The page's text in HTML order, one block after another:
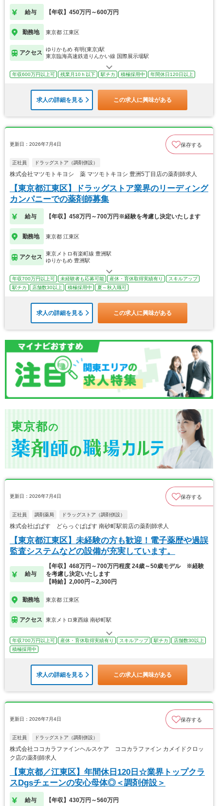
給与 【年収】450万円～600万円
勤務地 東京都 江東区
アクセス
ゆりかもめ 有明(東京)駅
東京臨海高速鉄道りんかい線 国際展示場駅
年収600万円以上可 残業月10ｈ以下 駅チカ 積極採用中 年間休日120日以上
求人の詳細を見る この求人に興味がある
更新日：2026年7月4日 保存する
正社員 ドラッグストア（調剤併設）
株式会社マツモトキヨシ 薬 マツモトキヨシ 豊洲5丁目店の薬剤師求人
【東京都江東区】ドラッグストア業界のリーディング
カンパニーでの薬剤師募集
給与 【年収】458万円～700万円※経験を考慮し決定いたします
勤務地 東京都 江東区
アクセス
東京メトロ有楽町線 豊洲駅
ゆりかもめ 豊洲駅
年収700万円以上可 未経験者も応募可能 産休・育休取得実績有り
スキルアップ
駅チカ
店舗数30以上 積極採用中 夏～秋入職可
求人の詳細を見る この求人に興味がある
東京都の
更新日：2026年7月4日 保存する
正社員 調剤薬局 ドラッグストア（調剤併設）
株式会社ぱぱす どらっぐぱぱす 南砂町駅前店の薬剤師求人
【東京都江東区】未経験の方も歓迎！電子薬歴や過誤
監査システムなどの設備が充実しています。
給与
【年収】468万円～700万円程度 24歳～50歳モデル ※経験
を考慮し決定いたします
【時給】2,000円～2,300円
勤務地 東京都 江東区
アクセス 東京メトロ東西線 南砂町駅
年収700万円以上可 産休・育休取得実績有り スキルアップ 駅チカ
店舗数30以上
積極採用中
求人の詳細を見る この求人に興味がある
更新日：2026年7月4日 保存する
正社員 ドラッグストア（調剤併設）
株式会社ココカラファインヘルスケア ココカラファイン カメイドクロッ
ク店の薬剤師求人
【東京都／江東区】年間休日120日☆業界トップクラ
スDgsチェーンの安心母体◎＜調剤併設＞
給与 【年収】430万円～560万円